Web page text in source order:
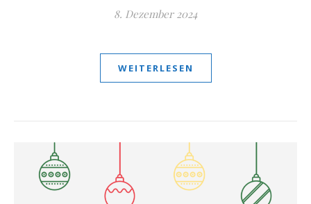
8. Dezember 2024
WEITERLESEN